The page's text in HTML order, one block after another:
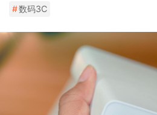
#数码3C